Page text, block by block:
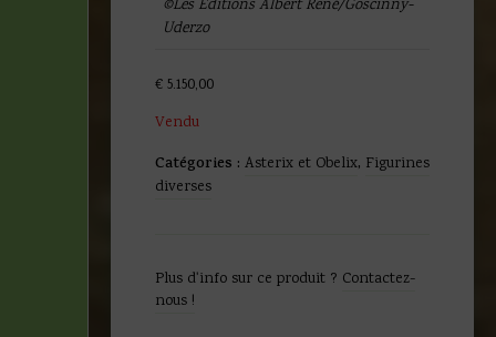
©Les Editions Albert René/Goscinny-
Uderzo
€ 5.150,00
Vendu
Catégories : Asterix et Obelix, Figurines
diverses
Plus d'info sur ce produit ? Contactez-
nous !